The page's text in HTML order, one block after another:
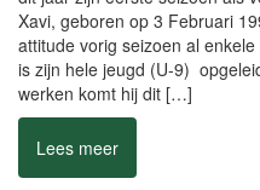
Transvaal deze week
Bij de voortzetting van de SVB
Transvaal niet in actie.
speelronde wordt voortgezet.
zich meebrengt dat 1
Transvaal is echter wel volop
herstellen van […]